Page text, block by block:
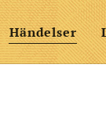
Händelser